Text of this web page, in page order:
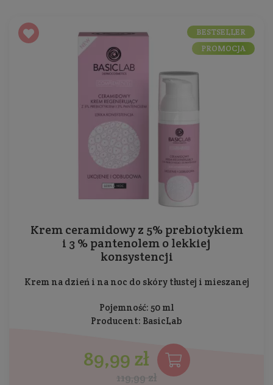
macierzystymi.
Krem ceramidowy z 5% prebiotykiem
i 3 % pantenolem o lekkiej
konsystencji
Krem na dzień i na noc do skóry tłustej i mieszanej
Pojemność: 50 ml
Producent: BasicLab
89,99 zł
119,99 zł
BESTSELLER
PROMOCJA